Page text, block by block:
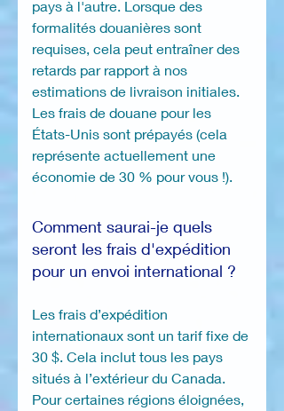
pays à l'autre. Lorsque des
formalités douanières sont
requises, cela peut entraîner des
retards par rapport à nos
estimations de livraison initiales.
Les frais de douane pour les
États-Unis sont prépayés (cela
représente actuellement une
économie de 30 % pour vous !).
Comment saurai-je quels
seront les frais d'expédition
pour un envoi international ?
Les frais d’expédition
internationaux sont un tarif fixe de
30 $. Cela inclut tous les pays
situés à l’extérieur du Canada.
Pour certaines régions éloignées,